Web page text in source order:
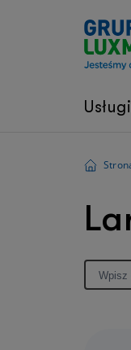
Usługi